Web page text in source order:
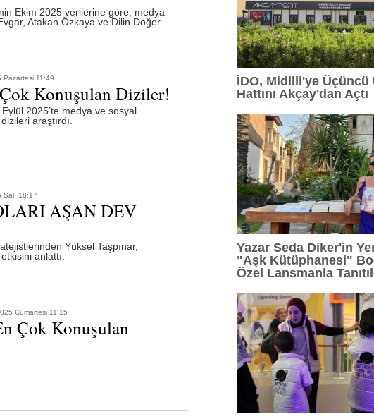
16:21: Otomotiv Gazetecileri Derneği'nin Dijital Mecraları Yenilendi
: TGC 2026 Sedat Simavi Ödülleri'ne başvurular devam ediyor
: Tasarım, teknoloji ve profesyonel etkileşim Geberit Info Showroom'da
13:27: TİBET MAKİNA'YA AS9100 ONAYI
: Ünlü tasarımcı Ross Lovegrove, FDI İstanbul'da tasarımın geleceğini
12:07: Saç bakımında kişiselleşme dönemi
11:34: PASHA Bank aktiflerini yüzde 16,1 büyüterek 17,2 milyar TL'ye taşıdı
: VARTA, Merrell İstanbul Ultra'nın Ana Sponsorları Arasında
Ekim 2025 verilerine göre, medya
Atakan Özkaya ve Dilin Döğer
Pazartesi 11:49
Konuşulan Diziler!
2025’te medya ve sosyal
araştırdı.
Salı 18:17
AŞAN DEV
Yüksel Taşpınar,
anlattı.
Cumartesi 11:15
Çok Konuşulan
İDO, Midilli'ye Üçüncü
Hattını Akçay'dan Açtı
Yazar Seda Diker'in
"Aşk Kütüphanesi"
Özel Lansmanla